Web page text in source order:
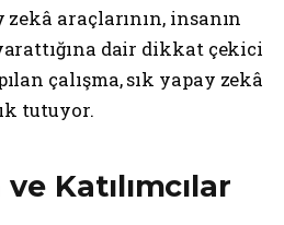
araçlarının, insanın
dair dikkat çekici
çalışma, sık yapay zekâ
tutuyor.
Katılımcılar